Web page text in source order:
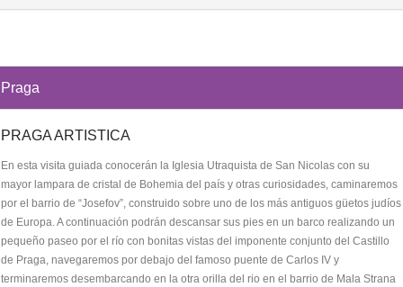
Praga
PRAGA ARTISTICA
En esta visita guiada conocerán la Iglesia Utraquista de San Nicolas con su
mayor lampara de cristal de Bohemia del país y otras curiosidades, caminaremos
por el barrio de “Josefov”, construido sobre uno de los más antiguos güetos judíos
de Europa. A continuación podrán descansar sus pies en un barco realizando un
pequeño paseo por el río con bonitas vistas del imponente conjunto del Castillo
de Praga, navegaremos por debajo del famoso puente de Carlos IV y
terminaremos desembarcando en la otra orilla del rio en el barrio de Mala Strana